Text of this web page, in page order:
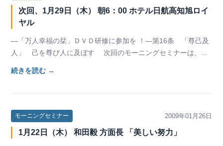
次回、1月29日（木） 朝6：00 ホテル日航高知旭ロイ
ヤル
―「万人幸福の栞」ＤＶＤ研修に参加を ！―第16条 「尊己及
人」 己を尊び人に及ぼす 次回のモーニングセミナーは、
続きを読む →
モーニングセミナー 2009年01月26日
1月22日（木） 和田毅 方面長 「美しい努力」